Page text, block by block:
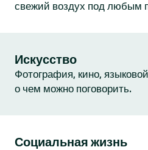
свежий воздух под любым
Искусство
Фотография, кино,
о чем можно поговорить.
Социальная жизнь